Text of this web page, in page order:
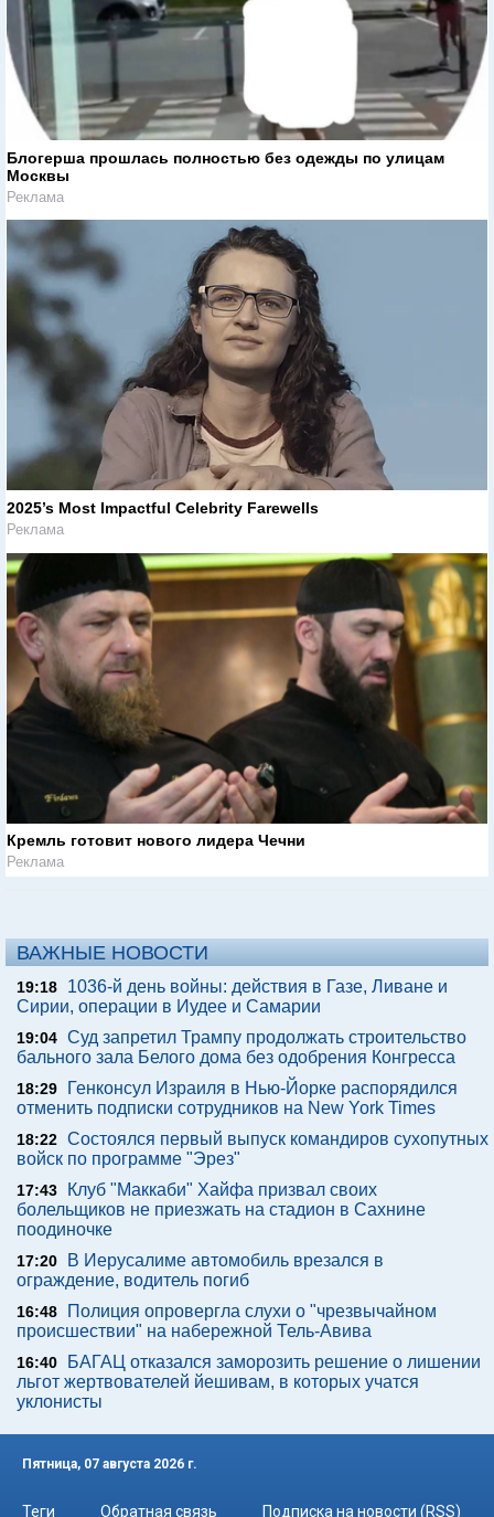
Блогерша прошлась полностью без одежды по улицам
Москвы
Реклама
2025’s Most Impactful Celebrity Farewells
Реклама
Кремль готовит нового лидера Чечни
Реклама
ВАЖНЫЕ НОВОСТИ
19:18
1036-й день войны: действия в Газе, Ливане и
Сирии, операции в Иудее и Самарии
19:04 Суд запретил Трампу продолжать строительство
бального зала Белого дома без одобрения Конгресса
18:29
Генконсул Израиля в Нью-Йорке распорядился
отменить подписки сотрудников на New York Times
18:22 Состоялся первый выпуск командиров сухопутных
войск по программе "Эрез"
17:43
Клуб "Маккаби" Хайфа призвал своих
болельщиков не приезжать на стадион в Сахнине
поодиночке
17:20
В Иерусалиме автомобиль врезался в
ограждение, водитель погиб
16:48
Полиция опровергла слухи о "чрезвычайном
происшествии" на набережной Тель-Авива
16:40
БАГАЦ отказался заморозить решение о лишении
льгот жертвователей йешивам, в которых учатся
уклонисты
Пятница, 07 августа 2026 г.
Теги Обратная связь Подписка на новости (RSS)